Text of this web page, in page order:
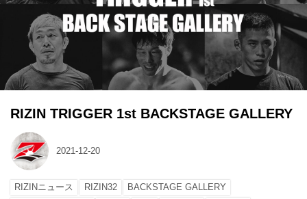
RIZIN TRIGGER 1st BACKSTAGE GALLERY
2021-12-20
RIZINニュース RIZIN32
BACKSTAGE GALLERY